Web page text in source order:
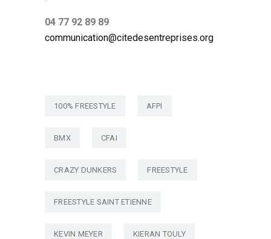
04 77 92 89 89
communication@citedesentreprises.org
100% FREESTYLE AFPI
BMX CFAI
CRAZY DUNKERS FREESTYLE
FREESTYLE SAINT ETIENNE
KEVIN MEYER KIERAN TOULY